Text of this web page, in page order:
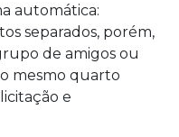
automática:
separados, porém,
de amigos ou
mesmo quarto
e